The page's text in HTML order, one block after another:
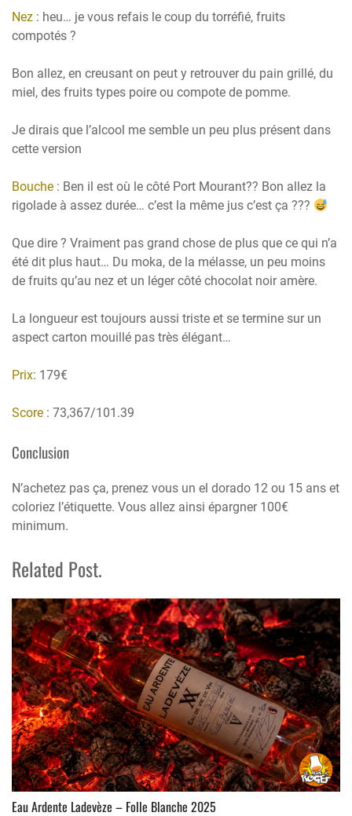
Nez : heu… je vous refais le coup du torréfié, fruits
compotés ?
Bon allez, en creusant on peut y retrouver du pain grillé, du
miel, des fruits types poire ou compote de pomme.
Je dirais que l’alcool me semble un peu plus présent dans
cette version
Bouche : Ben il est où le côté Port Mourant?? Bon allez la
rigolade à assez durée… c’est la même jus c’est ça ???
Que dire ? Vraiment pas grand chose de plus que ce qui n’a
été dit plus haut… Du moka, de la mélasse, un peu moins
de fruits qu’au nez et un léger côté chocolat noir amère.
La longueur est toujours aussi triste et se termine sur un
aspect carton mouillé pas très élégant…
Prix: 179€
Score : 73,367/101.39
Conclusion
N’achetez pas ça, prenez vous un el dorado 12 ou 15 ans et
coloriez l’étiquette. Vous allez ainsi épargner 100€
minimum.
Related Post.
Eau Ardente Ladevèze – Folle Blanche 2025